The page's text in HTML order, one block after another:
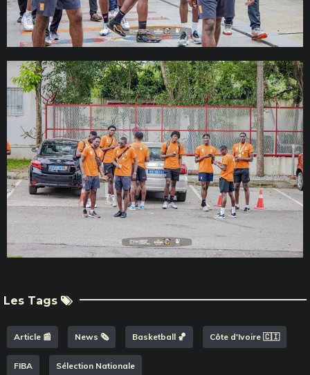
Les Tags
Article 📰 News 🗞️ Basketball 🏀 Côte d'Ivoire 🇨🇮
FIBA Sélection Nationale